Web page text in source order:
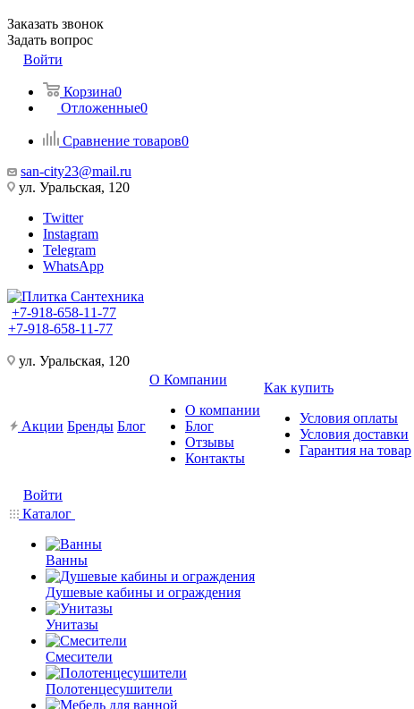
Заказать звонок
Задать вопрос
Войти
Корзина0
Отложенные0
Сравнение товаров0
san-city23@mail.ru
ул. Уральская, 120
Twitter
Instagram
Telegram
WhatsApp
+7-918-658-11-77
+7-918-658-11-77
ул. Уральская, 120
Акции Бренды Блог
О Компании
О компании
Блог
Отзывы
Контакты
Как купить
Условия оплаты
Условия доставки
Гарантия на товар
Войти
Каталог
Ванны
Душевые кабины и ограждения
Унитазы
Смесители
Полотенцесушители